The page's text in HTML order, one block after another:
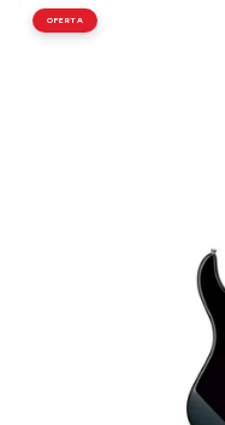
OFERTA